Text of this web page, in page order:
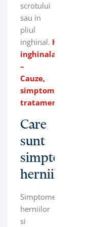
scrotului
sau in
pliul
inghinal. Hernia
inghinala
–
Cauze,
simptome,
tratament
Care
sunt
simptomele
herniilor?
Simptomele
herniilor
si